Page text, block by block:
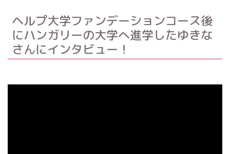
ヘルプ大学ファンデーションコース後
にハンガリーの大学へ進学したゆきな
さんにインタビュー！